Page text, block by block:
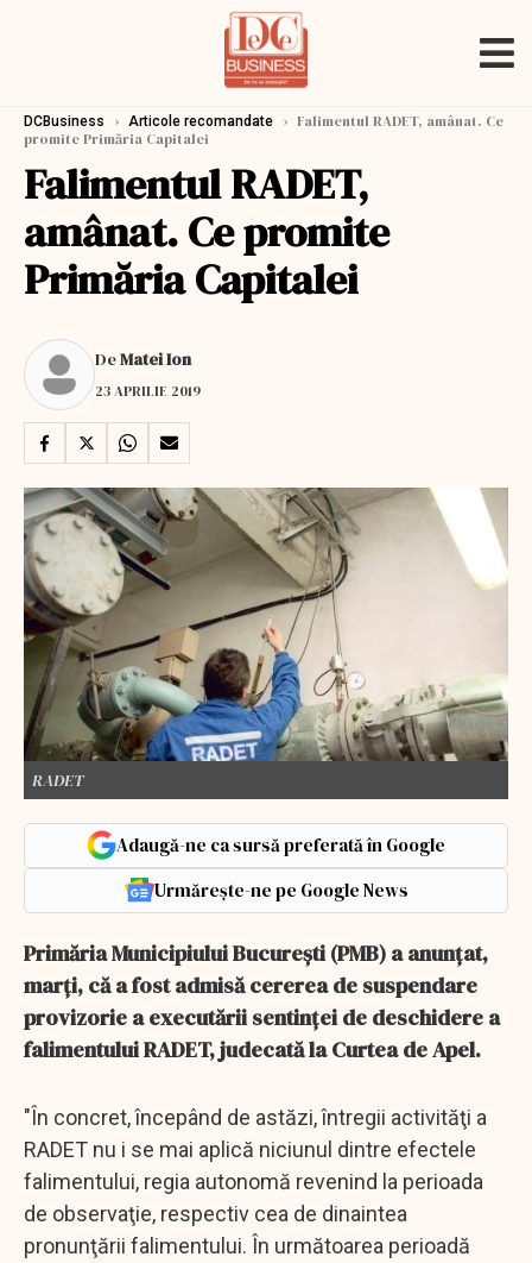
DCBusiness › Articole recomandate › Falimentul RADET, amânat. Ce
promite Primăria Capitalei
Falimentul RADET,
amânat. Ce promite
Primăria Capitalei
DeMatei Ion
23 APRILIE 2019
RADET
Adaugă-ne ca sursă preferată în Google
Urmărește-ne pe Google News
Primăria Municipiului Bucureşti (PMB) a anunţat,
marţi, că a fost admisă cererea de suspendare
provizorie a executării sentinţei de deschidere a
falimentului RADET, judecată la Curtea de Apel.
"În concret, începând de astăzi, întregii activităţi a
RADET nu i se mai aplică niciunul dintre efectele
falimentului, regia autonomă revenind la perioada
de observaţie, respectiv cea de dinaintea
pronunţării falimentului. În următoarea perioadă